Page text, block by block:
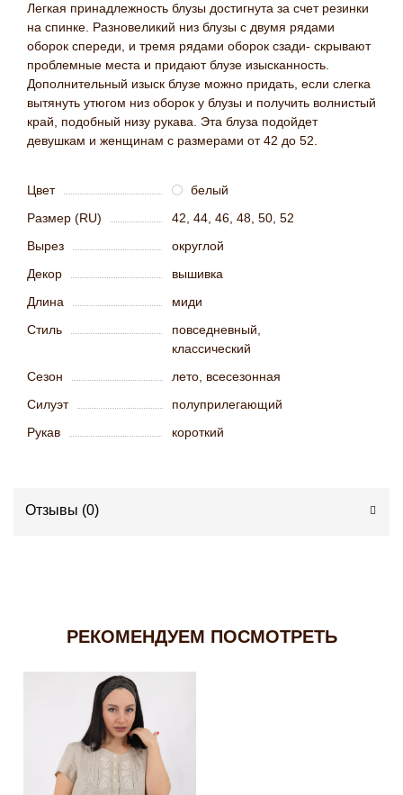
Легкая принадлежность блузы достигнута за счет резинки
на спинке. Разновеликий низ блузы с двумя рядами
оборок спереди, и тремя рядами оборок сзади- скрывают
проблемные места и придают блузе изысканность.
Дополнительный изыск блузе можно придать, если слегка
вытянуть утюгом низ оборок у блузы и получить волнистый
край, подобный низу рукава. Эта блуза подойдет
девушкам и женщинам с размерами от 42 до 52.
Цвет
белый
Размер (RU)
42, 44, 46, 48, 50, 52
Вырез
округлой
Декор
вышивка
Длина
миди
Стиль
повседневный,
классический
Сезон
лето, всесезонная
Силуэт
полуприлегающий
Рукав
короткий
Отзывы (0)
РЕКОМЕНДУЕМ ПОСМОТРЕТЬ